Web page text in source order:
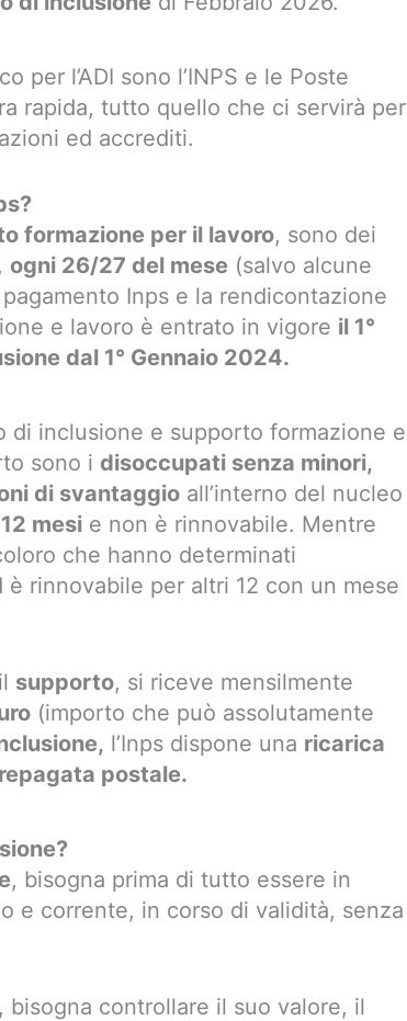
per l’ADI sono l’INPS e le Poste
rapida, tutto quello che ci servirà per
ed accrediti.
formazione per il lavoro, sono dei
ogni 26/27 del mese (salvo alcune
Inps e la rendicontazione
e lavoro è entrato in vigore il 1°
dal 1° Gennaio 2024.
di inclusione e supporto formazione e
sono i disoccupati senza minori,
di svantaggio all’interno del nucleo
mesi e non è rinnovabile. Mentre
che hanno determinati
rinnovabile per altri 12 con un mese
supporto, si riceve mensilmente
(importo che può assolutamente
l’Inps dispone una ricarica
postale.
, bisogna prima di tutto essere in
e corrente, in corso di validità, senza
controllare il suo valore, il